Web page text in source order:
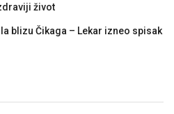
život
blizu Čikaga – Lekar izneo spisak